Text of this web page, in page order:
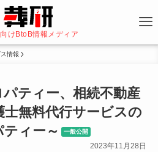
けBtoB情報メディア
情報
ティー、相続不動産
無料代行サービスの
ティー～
一般公開
2023年11月28日